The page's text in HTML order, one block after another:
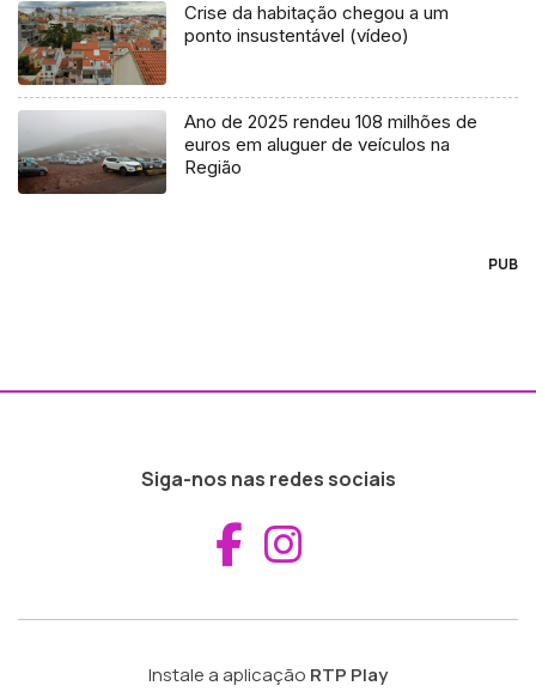
Crise da habitação chegou a um
ponto insustentável (vídeo)
Ano de 2025 rendeu 108 milhões de
euros em aluguer de veículos na
Região
PUB
Siga-nos nas redes sociais
Aceder ao
Instale a aplicação RTP Play